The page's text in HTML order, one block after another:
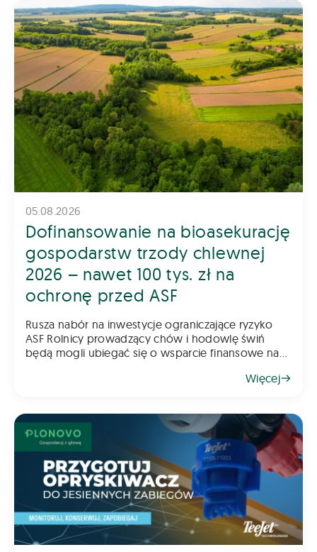
05.08.2026
Dofinansowanie na bioasekurację
gospodarstw trzody chlewnej
2026 – nawet 100 tys. zł na
ochronę przed ASF
Rusza nabór na inwestycje ograniczające ryzyko
ASF Rolnicy prowadzący chów i hodowlę świń
będą mogli ubiegać się o wsparcie finansowe na
gospodarstwa. Pomoc ma na celu ograniczenie
Więcej